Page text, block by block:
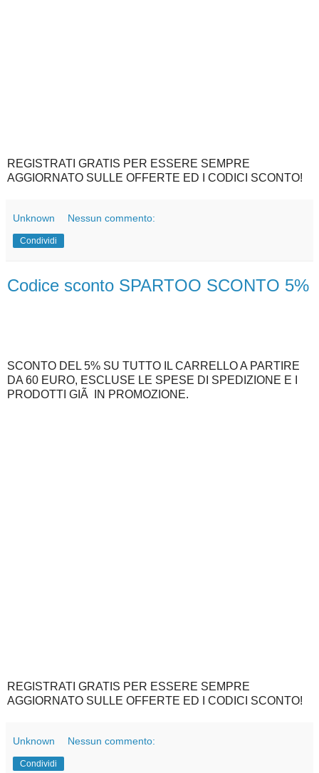
REGISTRATI GRATIS PER ESSERE SEMPRE
AGGIORNATO SULLE OFFERTE ED I CODICI SCONTO!
Unknown Nessun commento:
Condividi
Codice sconto SPARTOO SCONTO 5%
SCONTO DEL 5% SU TUTTO IL CARRELLO A PARTIRE
DA 60 EURO, ESCLUSE LE SPESE DI SPEDIZIONE E I
PRODOTTI GIÃ IN PROMOZIONE.
REGISTRATI GRATIS PER ESSERE SEMPRE
AGGIORNATO SULLE OFFERTE ED I CODICI SCONTO!
Unknown Nessun commento:
Condividi